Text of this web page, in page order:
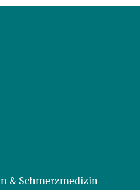
& Schmerzmedizin